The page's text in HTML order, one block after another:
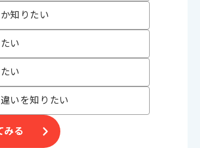
。
知りたい
い
い
いを知りたい
みる